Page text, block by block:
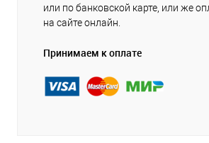
или по банковской карте, или же
на сайте онлайн.
Принимаем к оплате